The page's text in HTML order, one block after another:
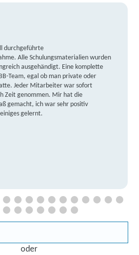
durchgeführte
Alle Schulungsmaterialien wurden
ausgehändigt. Eine komplette
Team, egal ob man private oder
Jeder Mitarbeiter war sofort
Zeit genommen. Mir hat die
gemacht, ich war sehr positiv
gelernt.
oder